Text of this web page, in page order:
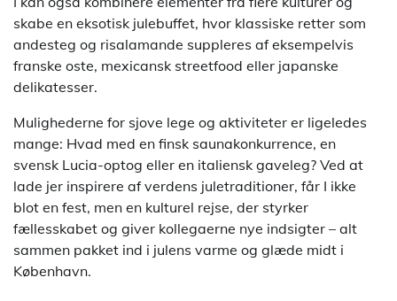
skabe en eksotisk julebuffet, hvor klassiske retter som
andesteg og risalamande suppleres af eksempelvis
franske oste, mexicansk streetfood eller japanske
delikatesser.
Mulighederne for sjove lege og aktiviteter er ligeledes
mange: Hvad med en finsk saunakonkurrence, en
svensk Lucia-optog eller en italiensk gaveleg? Ved at
lade jer inspirere af verdens juletraditioner, får I ikke
blot en fest, men en kulturel rejse, der styrker
fællesskabet og giver kollegaerne nye indsigter – alt
sammen pakket ind i julens varme og glæde midt i
København.